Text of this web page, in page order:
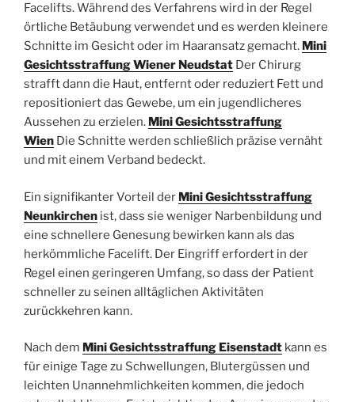
Facelifts. Während des Verfahrens wird in der Regel
örtliche Betäubung verwendet und es werden kleinere
Schnitte im Gesicht oder im Haaransatz gemacht. Mini
Gesichtsstraffung Wiener Neudstat Der Chirurg
strafft dann die Haut, entfernt oder reduziert Fett und
repositioniert das Gewebe, um ein jugendlicheres
Aussehen zu erzielen. Mini Gesichtsstraffung
Wien Die Schnitte werden schließlich präzise vernäht
und mit einem Verband bedeckt.
Ein signifikanter Vorteil der Mini Gesichtsstraffung
Neunkirchen ist, dass sie weniger Narbenbildung und
eine schnellere Genesung bewirken kann als das
herkömmliche Facelift. Der Eingriff erfordert in der
Regel einen geringeren Umfang, so dass der Patient
schneller zu seinen alltäglichen Aktivitäten
zurückkehren kann.
Nach dem Mini Gesichtsstraffung Eisenstadt kann es
für einige Tage zu Schwellungen, Blutergüssen und
leichten Unannehmlichkeiten kommen, die jedoch